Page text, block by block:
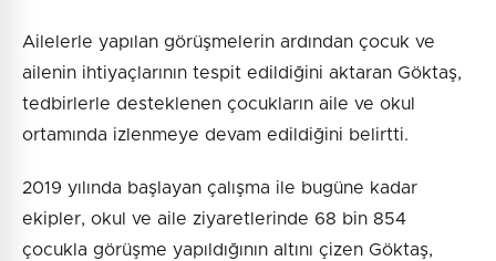
Ailelerle yapılan görüşmelerin ardından çocuk ve
ailenin ihtiyaçlarının tespit edildiğini aktaran Göktaş,
tedbirlerle desteklenen çocukların aile ve okul
ortamında izlenmeye devam edildiğini belirtti.
2019 yılında başlayan çalışma ile bugüne kadar
ekipler, okul ve aile ziyaretlerinde 68 bin 854
çocukla görüşme yapıldığının altını çizen Göktaş,